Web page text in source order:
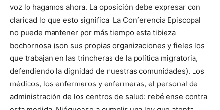
voz lo hagamos ahora. La oposición debe expresar con
claridad lo que esto significa. La Conferencia Episcopal
no puede mantener por más tiempo esta tibieza
bochornosa (son sus propias organizaciones y fieles los
que trabajan en las trincheras de la política migratoria,
defendiendo la dignidad de nuestras comunidades). Los
médicos, los enfermeros y enfermeras, el personal de
administración de los centros de salud: rebélense contra